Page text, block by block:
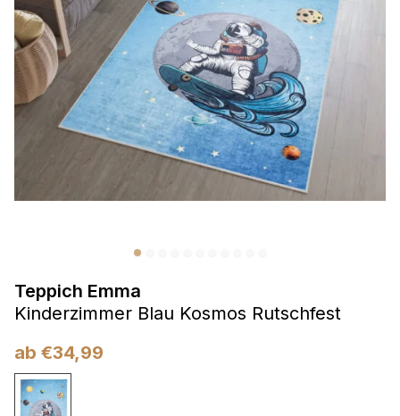
Teppich Emma
Kinderzimmer Blau Kosmos Rutschfest
ab €34,99
Präferenzen
Präferenz-Cookies ermöglichen es einer Website,
Informationen zu speichern, die die Art und Weise ändern,
wie die Website aussieht oder funktioniert, wie zum Beispiel
Ihre bevorzugte Sprache oder die Region, in der Sie sich
befinden.
Marketing
Websites hinweg zu verfolgen. Das Ziel ist es, Anzeigen
anzuzeigen, die für den einzelnen Benutzer relevant und
ansprechend sind und somit wertvoller für Herausgeber und
Werbetreibende Dritter sind.